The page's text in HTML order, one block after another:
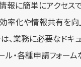
報に簡単にアクセス
率化や情報共有を向
、業務に必要なドキュ
ル・各種申請フォー